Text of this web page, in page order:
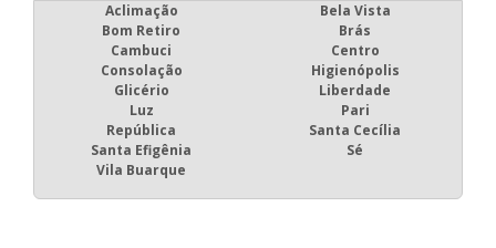
Aclimação
Bela Vista
Bom Retiro
Brás
Cambuci
Centro
Consolação
Higienópolis
Glicério
Liberdade
Luz
Pari
República
Santa Cecília
Santa Efigênia
Sé
Vila Buarque